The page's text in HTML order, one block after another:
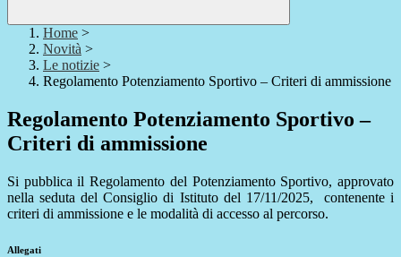
Home >
Novità >
Le notizie >
Regolamento Potenziamento Sportivo – Criteri di ammissione
Regolamento Potenziamento Sportivo –
Criteri di ammissione
Si pubblica il Regolamento del Potenziamento Sportivo, approvato
nella seduta del Consiglio di Istituto del 17/11/2025, contenente i
criteri di ammissione e le modalità di accesso al percorso.
Allegati